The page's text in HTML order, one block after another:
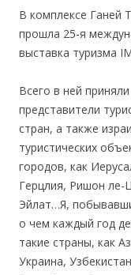
В комплексе Ганей
прошла 25-я
выставка туризма
Всего в ней
представители
стран, а также
туристических
городов, как
Герцлия, Ришон
Эйлат…Я,
о чем каждый год
такие страны, как
Украина,